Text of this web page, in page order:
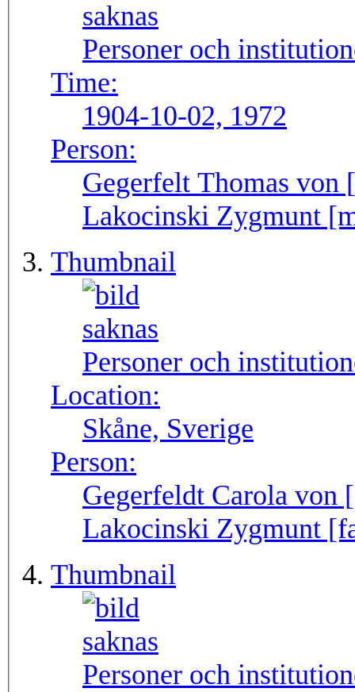
Personer och
Time:
1904-10-02, 1972
Person:
Gegerfelt Thomas
Lakocinski Zygmunt
Thumbnail
Personer och
Location:
Skåne, Sverige
Person:
Gegerfeldt Carola von
Lakocinski Zygmunt
Thumbnail
Personer och